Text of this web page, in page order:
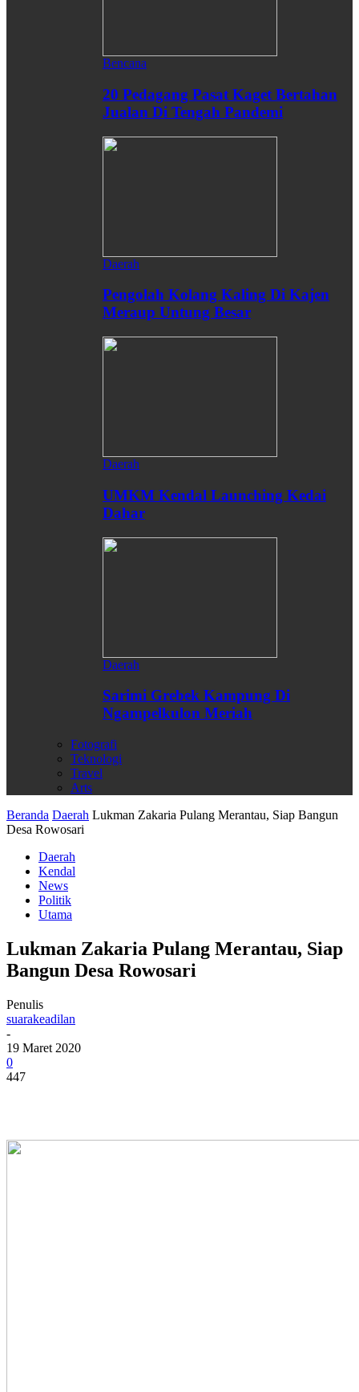
Bencana
20 Pedagang Pasat Kaget Bertahan
Jualan Di Tengah Pandemi
Daerah
Pengolah Kolang Kaling Di Kajen
Meraup Untung Besar
Daerah
UMKM Kendal Launching Kedai
Dahar
Daerah
Sarimi Grebek Kampung Di
Ngampelkulon Meriah
Fotografi
Teknologi
Travel
Arts
Beranda Daerah Lukman Zakaria Pulang Merantau, Siap Bangun
Desa Rowosari
Daerah
Kendal
News
Politik
Utama
Lukman Zakaria Pulang Merantau, Siap
Bangun Desa Rowosari
Penulis
suarakeadilan
-
19 Maret 2020
0
447